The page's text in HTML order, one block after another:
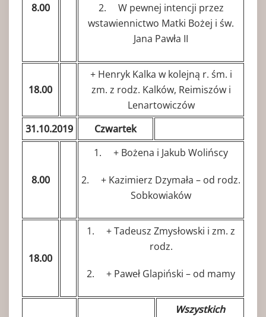
8.00
2. W pewnej intencji przez
wstawiennictwo Matki Bożej i św.
Jana Pawła II
18.00
+ Henryk Kalka w kolejną r. śm. i
zm. z rodz. Kalków, Reimiszów i
Lenartowiczów
31.10.2019
Czwartek
8.00
1. + Bożena i Jakub Wolińscy
2. + Kazimierz Dzymała – od rodz.
Sobkowiaków
18.00
1. + Tadeusz Zmysłowski i zm. z
rodz.
2. + Paweł Glapiński – od mamy
Wszystkich